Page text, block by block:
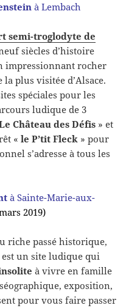
à Lembach
semi-troglodyte de
siècles d’histoire
impressionnant rocher
la plus visitée d’Alsace.
spéciales pour les
ludique de 3
Château des Défis » et
«le P’tit Fleck » pour
s’adresse à tous les
à Sainte-Marie-aux-
2019)
riche passé historique,
un site ludique qui
à vivre en famille
exposition,
pour vous faire passer